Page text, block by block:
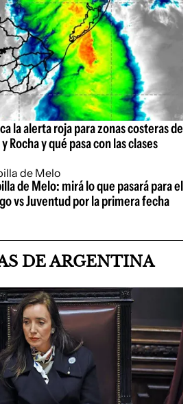
la alerta roja para zonas costeras de
Rocha y qué pasa con las clases
de Melo: mirá lo que pasará para el
vs Juventud por la primera fecha
DE ARGENTINA